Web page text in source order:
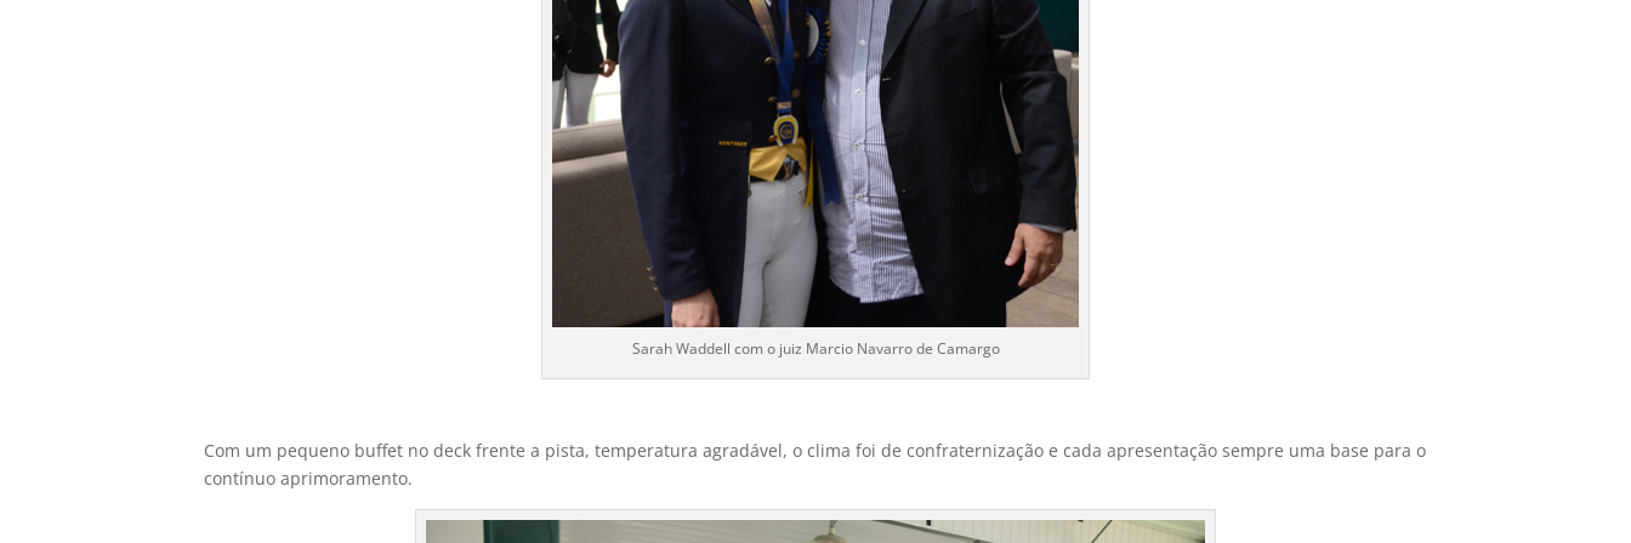
Sarah Waddell com o juiz Marcio Navarro de Camargo
Com um pequeno buffet no deck frente a pista, temperatura agradável, o clima foi de confraternização e cada apresentação sempre uma base para o
contínuo aprimoramento.